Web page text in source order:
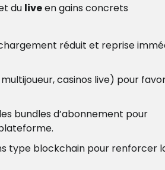
du liveen gains concrets
réduit et reprise
casinos live) pour
bundles d’abonnement pour
type blockchain pour renforcer